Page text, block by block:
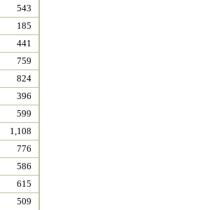
543
185
441
759
824
396
599
1,108
776
586
615
509